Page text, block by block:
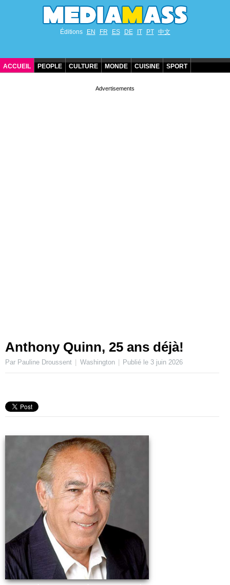
Éditions EN FR ES DE IT PT 中文
ACCUEIL PEOPLE CULTURE MONDE CUISINE SPORT
Anthony Quinn, 25 ans déjà!
Par Pauline Droussent Washington Publié le 3 juin 2026